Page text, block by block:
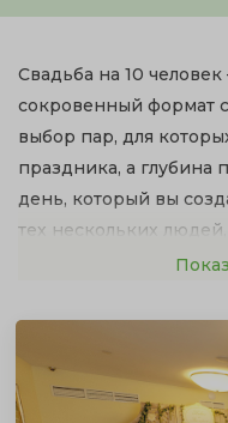
Свадьба на 10
сокровенный формат
выбор пар, для
праздника, а
день, который вы
тех нескольких
доступ к самым
которые невозможно
банкета. Чтобы